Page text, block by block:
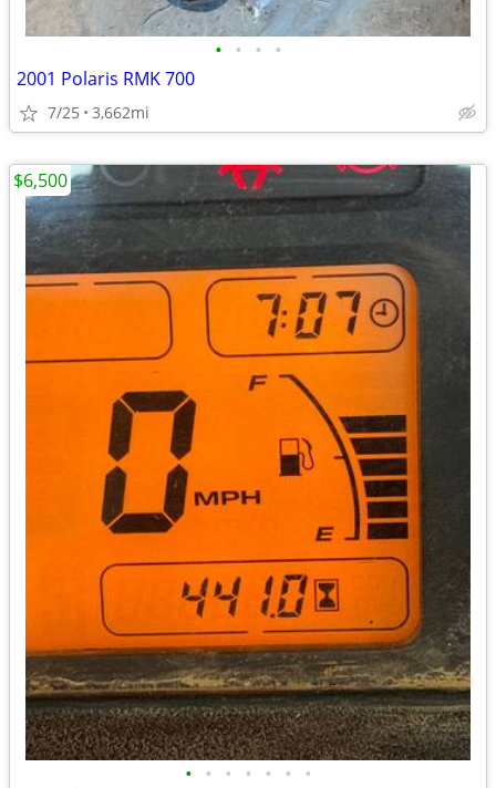
• • • •
2001 Polaris RMK 700
7/25 3,662mi
• • • • • • •
$6,500